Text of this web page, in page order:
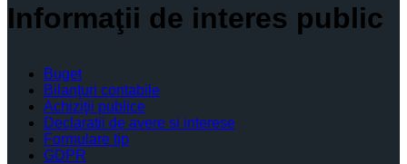
Informaţii de interes public
Buget
Bilanţuri contabile
Achiziţii publice
Declaratii de avere si interese
Formulare tip
GDPR